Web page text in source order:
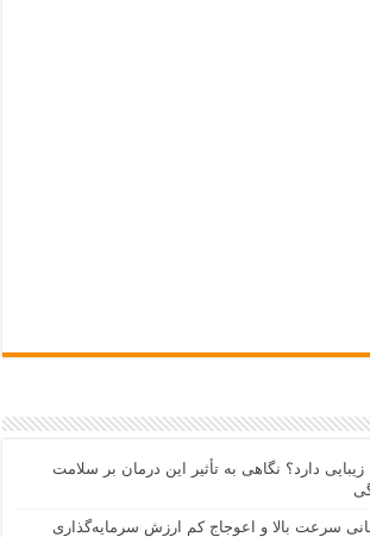
دارد؟ نگاهی به تأثیر این درمان بر سلامت
سرعت بالا و اعوجاج کم ارزش سرمایه‌گذاری